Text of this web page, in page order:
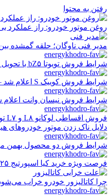
رفتن به محتوا
روغن موتور خودرو: راز عملکرد
مدیر فنی ناوگان؛ حلقه گمشده
شرایط فروش تویوتا bZ۵ با تحویل ۷ روزه اعلام شد – مرداد ۱۴۰۵
شرایط فروش کوییک S اعلام شد – مرداد ۱۴۰۵
شرایط فروش نیسان وانت اعلام شد –
فروش اقساطی لوکانو L۸ و L۷ توسط نوین خودرو اعلام شد – مرداد ۱۴۰۵
دلایل ناک زدن موتور خودروهای
شرایط فروش دو محصول بهمن موتور
فرصت ویژه خرید کیا اسپورتیج ۲۰۲۵؛ فروش فوری با تحویل حداکثر ۲۰ روزه و قیمت قطعی
چرا کاتالیزور خودرو خراب می‌شود؟ ۵ علت اصلی که هزینه‌های سنگین ایجاد